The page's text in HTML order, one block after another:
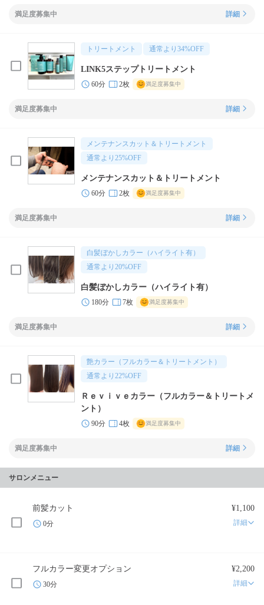
満足度募集中 詳細
トリートメント 通常より 34%OFF
LINK5ステップトリートメント
60分 2枚 満足度募集中
満足度募集中 詳細
メンテナンスカット＆トリートメント
通常より 25%OFF
メンテナンスカット＆トリートメント
60分 2枚 満足度募集中
満足度募集中 詳細
白髪ぼかしカラー（ハイライト有）
通常より 20%OFF
白髪ぼかしカラー（ハイライト有）
180分 7枚 満足度募集中
満足度募集中 詳細
艶カラー（フルカラー＆トリートメント）
通常より 22%OFF
Ｒｅｖｉｖｅカラー（フルカラー＆トリートメ
ント）
90分 4枚 満足度募集中
満足度募集中 詳細
サロンメニュー
前髪カット ¥1,100
0分 詳細
フルカラー変更オプション ¥2,200
30分 詳細